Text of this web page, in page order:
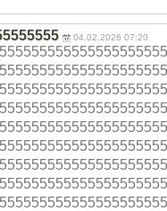
04.02.2026 07:20